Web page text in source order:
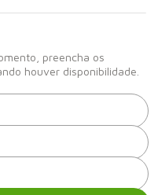
de forma correta,
estejam inseridas e
família. Trazendo
livro aborda a educação
temas como:
neuropsicomotor;
Educação nutricional
consultório,
preencha os
houver disponibilidade.